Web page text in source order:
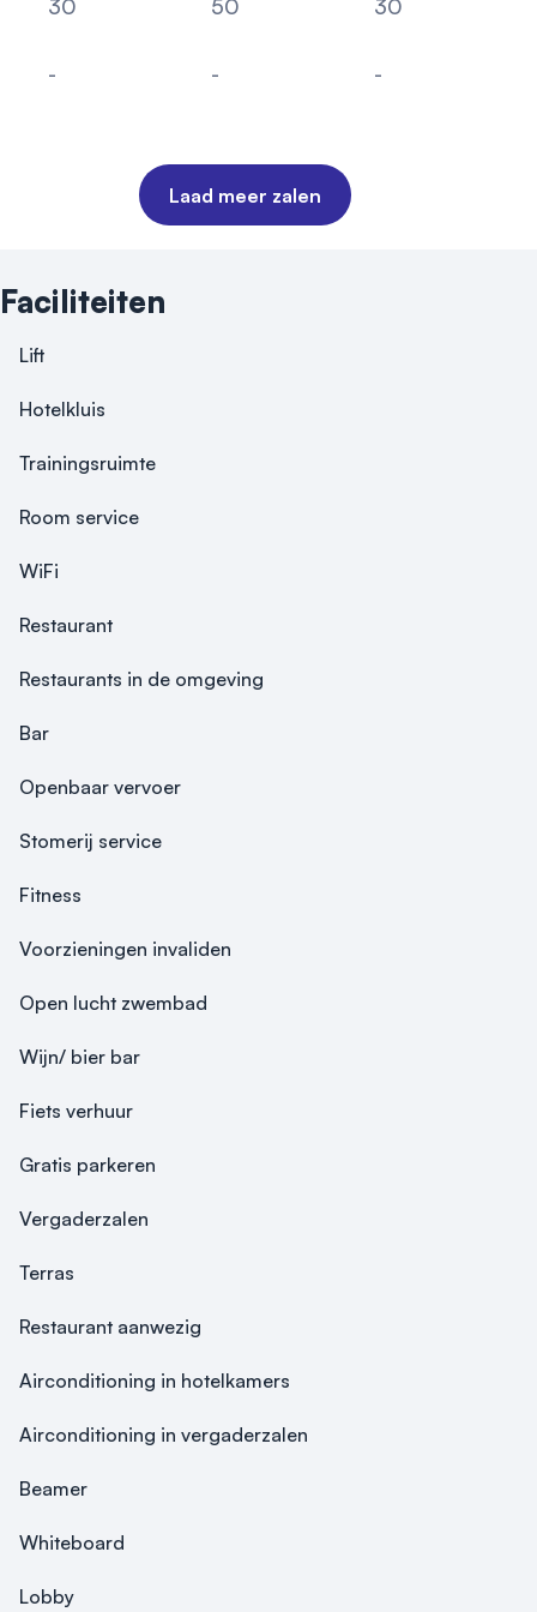
Cabaret
30 Theater50 U-vorm30
- - -
Laad meer zalen
Faciliteiten
Lift
Hotelkluis
Trainingsruimte
Room service
WiFi
Restaurant
Restaurants in de omgeving
Bar
Openbaar vervoer
Stomerij service
Fitness
Voorzieningen invaliden
Open lucht zwembad
Wijn/ bier bar
Fiets verhuur
Gratis parkeren
Vergaderzalen
Terras
Restaurant aanwezig
Airconditioning in hotelkamers
Airconditioning in vergaderzalen
Beamer
Whiteboard
Lobby